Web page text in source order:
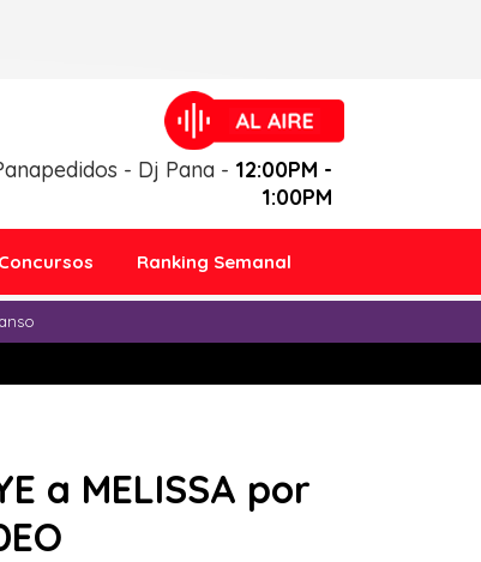
- Dj Pana - 12:00PM -
1:00PM
Concursos Ranking Semanal
a MELISSA por